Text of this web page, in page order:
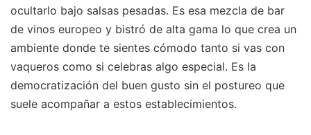
ocultarlo bajo salsas pesadas. Es esa mezcla de bar
de vinos europeo y bistró de alta gama lo que crea un
ambiente donde te sientes cómodo tanto si vas con
vaqueros como si celebras algo especial. Es la
democratización del buen gusto sin el postureo que
suele acompañar a estos establecimientos.